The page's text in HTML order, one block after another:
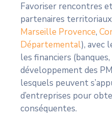
Favoriser rencontres
partenaires
Marseille Provence,
Départemental), avec
les financiers
développement des
lesquels peuvent
d’entreprises pour
conséquentes.